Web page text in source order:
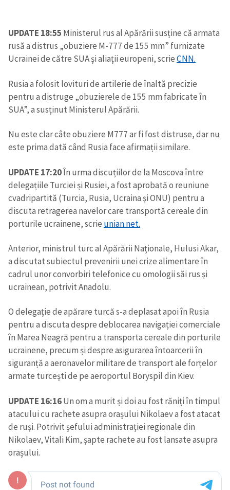
UPDATE 18:55 Ministerul rus al Apărării susține că armata
rusă a distrus „obuziere M-777 de 155 mm” furnizate
Ucrainei de către SUA și aliații europeni, scrieCNN.
Rusia a folosit lovituri de artilerie de înaltă precizie
pentru a distruge „obuzierele de 155 mm fabricate în
SUA”, a susținut Ministerul Apărării.
Nu este clar câte obuziere M777 ar fi fost distruse, dar nu
este prima dată când Rusia face afirmații similare.
UPDATE 17:20În urma discuțiilor de la Moscova între
delegațiile Turciei și Rusiei, a fost aprobată o reuniune
cvadripartită (Turcia, Rusia, Ucraina și ONU) pentru a
discuta retragerea navelor care transportă cereale din
porturile ucrainene, scrie unian.net.
Anterior, ministrul turc al Apărării Naționale, Hulusi Akar,
a discutat subiectul prevenirii unei crize alimentare în
cadrul unor convorbiri telefonice cu omologii săi rus și
ucrainean, potrivit Anadolu.
O delegație de apărare turcă s-a deplasat apoi în Rusia
pentru a discuta despre deblocarea navigației comerciale
în Marea Neagră pentru a transporta cereale din porturile
ucrainene, precum și despre asigurarea întoarcerii în
siguranță a aeronavelor militare de transport ale forțelor
armate turcești de pe aeroportul Boryspil din Kiev.
UPDATE 16:16Un om a murit și doi au fost răniți în timpul
atacului cu rachete asupra orașului Nikolaev a fost atacat
de ruși. Potrivit șefului administrației regionale din
Nikolaev, Vitali Kim, șapte rachete au fost lansate asupra
orașului.